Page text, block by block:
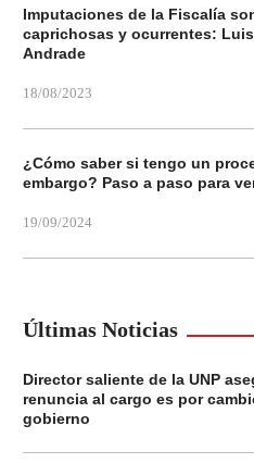
Imputaciones de la Fiscalía
caprichosas y ocurrentes:
Andrade
18/08/2023
¿Cómo saber si tengo un
embargo? Paso a paso para
19/09/2024
Últimas Noticias
Director saliente de la UNP
renuncia al cargo es por
gobierno